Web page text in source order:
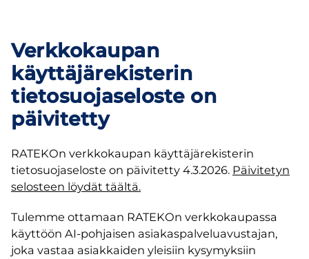
Verkkokaupan
käyttäjärekisterin
tietosuojaseloste on
päivitetty
RATEKOn verkkokaupan käyttäjärekisterin
tietosuojaseloste on päivitetty 4.3.2026. Päivitetyn
selosteen löydät täältä.
Tulemme ottamaan RATEKOn verkkokaupassa
käyttöön AI-pohjaisen asiakaspalveluavustajan,
joka vastaa asiakkaiden yleisiin kysymyksiin